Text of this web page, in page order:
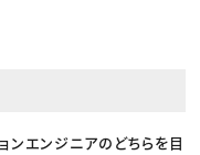
ンエンジニアのどちらを目